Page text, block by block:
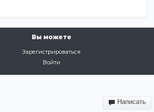
Вы можете
Зарегистрироваться
Войти
Написать